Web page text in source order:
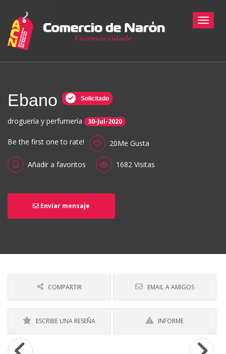
Ebano Solicitado
droguería y perfumería 30-Jul-2020
Be the first one to rate! 20Me Gusta
Añadir a favoritos 1682 Visitas
Enviar mensaje
COMPARTIR EMAIL A AMIGOS
ESCRIBE UNA RESEÑA INFORME